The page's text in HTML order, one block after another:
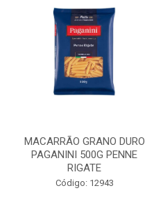
MACARRÃO GRANO DURO
PAGANINI 500G PENNE
RIGATE
Código: 12943